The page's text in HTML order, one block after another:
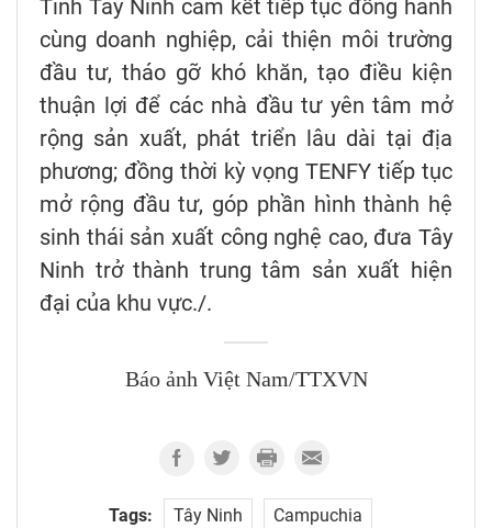
Tỉnh Tây Ninh cam kết tiếp tục đồng hành
cùng doanh nghiệp, cải thiện môi trường
đầu tư, tháo gỡ khó khăn, tạo điều kiện
thuận lợi để các nhà đầu tư yên tâm mở
rộng sản xuất, phát triển lâu dài tại địa
phương; đồng thời kỳ vọng TENFY tiếp tục
mở rộng đầu tư, góp phần hình thành hệ
sinh thái sản xuất công nghệ cao, đưa Tây
Ninh trở thành trung tâm sản xuất hiện
đại của khu vực./.
Báo ảnh Việt Nam/TTXVN
Tags: Tây Ninh
Campuchia